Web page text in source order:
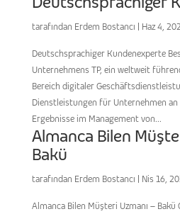
tarafından Erdem Bostancı | Haz 4,
Deutschsprachiger Kundenexperte
Unternehmens TP, ein weltweit
Bereich digitaler
Dienstleistungen für Unternehmen
Ergebnisse im Management von...
Almanca Bilen
Bakü
tarafından Erdem Bostancı | Nis 16,
Almanca Bilen Müşteri Uzmanı – Bakü